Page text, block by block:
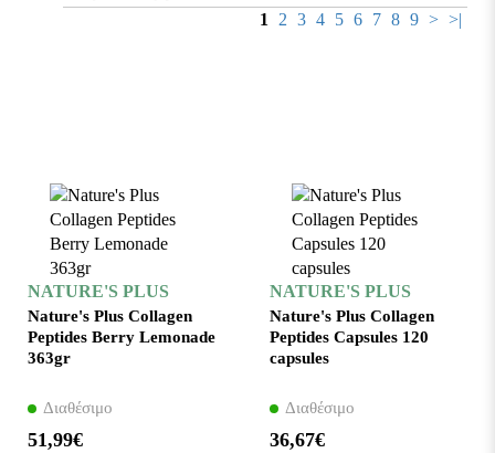
1 2 3 4 5 6 7 8 9 > >|
NATURE'S PLUS
Nature's Plus Collagen
Peptides Berry Lemonade
363gr
Διαθέσιμο
51,99€
NATURE'S PLUS
Nature's Plus Collagen
Peptides Capsules 120
capsules
Διαθέσιμο
36,67€